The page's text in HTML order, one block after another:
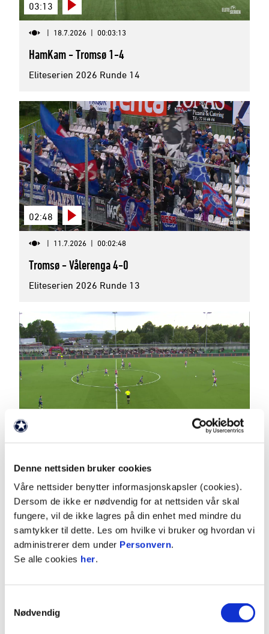
Denne nettsiden bruker cookies
Våre nettsider benytter informasjonskapsler (cookies).
Dersom de ikke er nødvendig for at nettsiden vår skal
fungere, vil de ikke lagres på din enhet med mindre du
samtykker til dette. Les om hvilke vi bruker og hvordan vi
administrerer dem under Personvern.
Se alle cookies her.
Nødvendig
03:13
| 18.7.2026 | 00:03:13
HamKam - Tromsø 1-4
Eliteserien 2026 Runde 14
02:48
| 11.7.2026 | 00:02:48
Tromsø - Vålerenga 4-0
Eliteserien 2026 Runde 13
KFUM - Tromsø 0-0
Eliteserien 2026 Runde 11